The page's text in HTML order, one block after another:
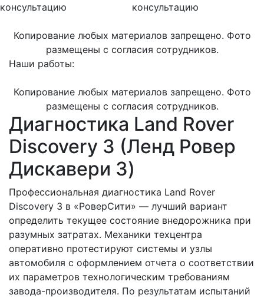
консультацию
консультацию
Копирование любых материалов запрещено. Фото
размещены с согласия сотрудников.
Наши работы:
Копирование любых материалов запрещено. Фото
размещены с согласия сотрудников.
Диагностика Land Rover
Discovery 3 (Ленд Ровер
Дискавери 3)
Профессиональная диагностика Land Rover
Discovery 3 в «РоверСити» — лучший вариант
определить текущее состояние внедорожника при
разумных затратах. Механики техцентра
оперативно протестируют системы и узлы
автомобиля с оформлением отчета о соответствии
их параметров технологическим требованиям
завода-производителя. По результатам испытаний